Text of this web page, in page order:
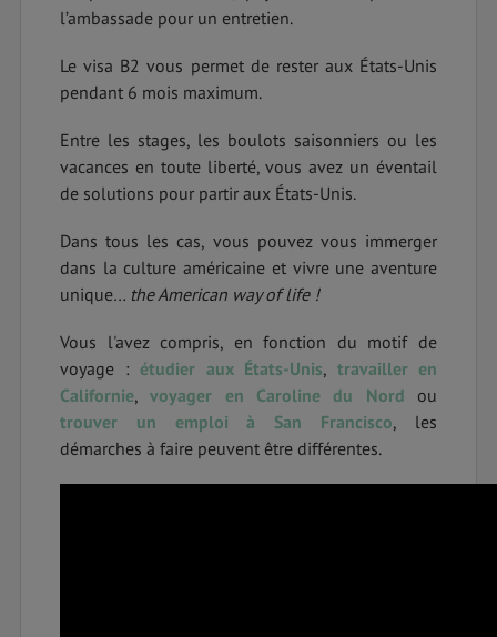
l’ambassade pour un entretien.
Le visa B2 vous permet de rester aux États-Unis
pendant 6 mois maximum.
Entre les stages, les boulots saisonniers ou les
vacances en toute liberté, vous avez un éventail
de solutions pour partir aux États-Unis.
Dans tous les cas, vous pouvez vous immerger
dans la culture américaine et vivre une aventure
unique… the American way of life !
Vous l'avez compris, en fonction du motif de
voyage : étudier aux États-Unis, travailler en
Californie,voyager en Caroline du Nord ou
trouver un emploi à San Francisco, les
démarches à faire peuvent être différentes.